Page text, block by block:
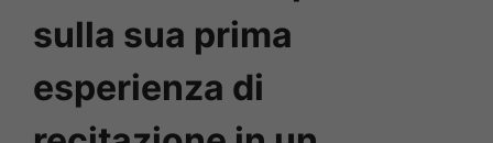
sulla sua prima
esperienza di